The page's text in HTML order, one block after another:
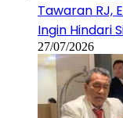
Tawaran RJ,
Ingin Hindari
27/07/2026